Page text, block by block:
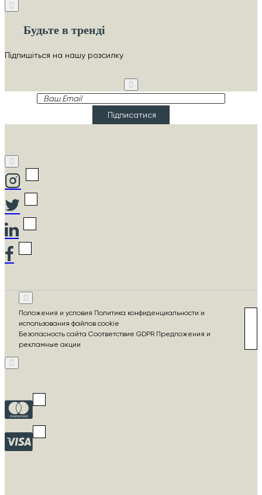
Будьте в тренді
Підпишіться на нашу розсилку
Ваш
Підписатися
Положения и условия Политика конфиденциальности и
использования файлов cookie
Безопасность сайта Соответствие GDPR Предложения и
рекламные акции